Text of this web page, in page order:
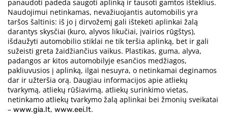
panaudoti padeda saugoti aplinką ir tausoti gamtos išteklius.
Naudojimui netinkamas, nevažiuojantis automobilis yra
taršos šaltinis: iš jo į dirvožemį gali ištekėti aplinkai žalą
darantys skysčiai (kuro, alyvos likučiai, įvairios rūgštys),
išdaužyti automobilio stiklai ne tik teršia aplinką, bet ir gali
sužeisti greta žaidžiančius vaikus. Plastikas, guma, alyva,
padangos ar kitos automobilyje esančios medžiagos,
pakliuvusios į aplinką, ilgai nesuyra, o netinkamai deginamos
dar ir užteršia orą. Daugiau informacijos apie atliekų
tvarkymą, atliekų rūšiavimą, atliekų surinkimo vietas,
netinkamo atliekų tvarkymo žalą aplinkai bei žmonių sveikatai
– www.gia.lt, www.eei.lt.